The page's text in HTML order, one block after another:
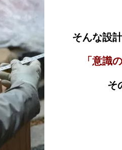
そんな設
「意識
そ